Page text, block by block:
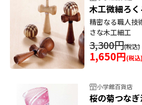
木工微細ろ
精密なる職人技
さな木工細工
3,300円
1,650円
小学館百貨店
桜の菊つな